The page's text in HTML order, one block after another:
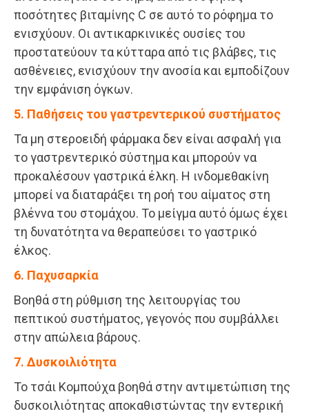
ποσότητες βιταμίνης C σε αυτό το ρόφημα το
ενισχύουν. Οι αντικαρκινικές ουσίες του
προστατεύουν τα κύτταρα από τις βλάβες, τις
ασθένειες, ενισχύουν την ανοσία και εμποδίζουν
την εμφάνιση όγκων.
5. Παθήσεις του γαστρεντερικού συστήματος
Τα μη στεροειδή φάρμακα δεν είναι ασφαλή για
το γαστρεντερικό σύστημα και μπορούν να
προκαλέσουν γαστρικά έλκη. Η ινδομεθακίνη
μπορεί να διαταράξει τη ροή του αίματος στη
βλέννα του στομάχου. Το μείγμα αυτό όμως έχει
τη δυνατότητα να θεραπεύσει το γαστρικό
έλκος.
6. Παχυσαρκία
Βοηθά στη ρύθμιση της λειτουργίας του
πεπτικού συστήματος, γεγονός που συμβάλλει
στην απώλεια βάρους.
7. Δυσκοιλιότητα
Το τσάι Κομπούχα βοηθά στην αντιμετώπιση της
δυσκοιλιότητας αποκαθιστώντας την εντερική